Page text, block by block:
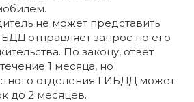
не может представить
отправляет запрос по его
По закону, ответ
1 месяца, но
отделения ГИБДД может
до 2 месяцев.